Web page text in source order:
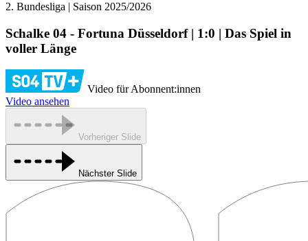
2. Bundesliga | Saison 2025/2026
Schalke 04 - Fortuna Düsseldorf | 1:0 | Das Spiel in
voller Länge
Video für Abonnent:innen
Video ansehen
Vorheriger Slide
Nächster Slide